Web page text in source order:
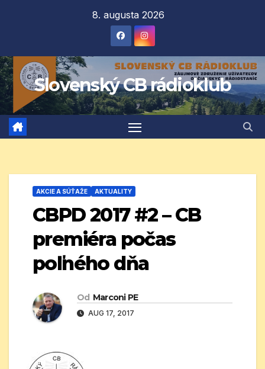
8. augusta 2026
Slovenský CB rádioklub
AKCIE A SÚŤAŽE AKTUALITY
CBPD 2017 #2 – CB
premiéra počas
poľného dňa
Od Marconi PE
AUG 17, 2017